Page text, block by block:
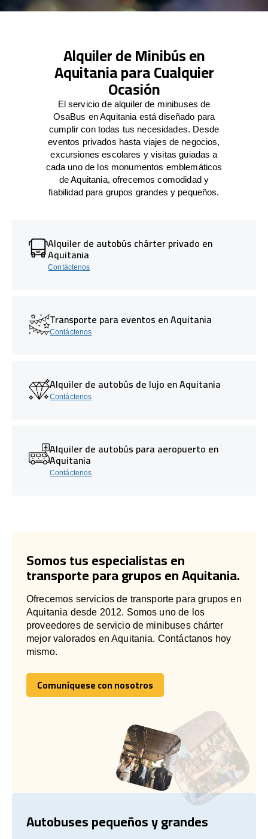
Alquiler de Minibús en
Aquitania para Cualquier
Ocasión
El servicio de alquiler de minibuses de
OsaBus en Aquitania está diseñado para
cumplir con todas tus necesidades. Desde
eventos privados hasta viajes de negocios,
excursiones escolares y visitas guiadas a
cada uno de los monumentos emblemáticos
de Aquitania, ofrecemos comodidad y
fiabilidad para grupos grandes y pequeños.
Alquiler de autobús chárter privado en
Aquitania
Contáctenos
Transporte para eventos en Aquitania
Contáctenos
Alquiler de autobús de lujo en Aquitania
Contáctenos
Alquiler de autobús para aeropuerto en
Aquitania
Contáctenos
Somos tus especialistas en
transporte para grupos en Aquitania.
Ofrecemos servicios de transporte para grupos en
Aquitania desde 2012. Somos uno de los
proveedores de servicio de minibuses chárter
mejor valorados en Aquitania. Contáctanos hoy
mismo.
Comuníquese con nosotros
Comuníquese con nosotros
Autobuses pequeños y grandes